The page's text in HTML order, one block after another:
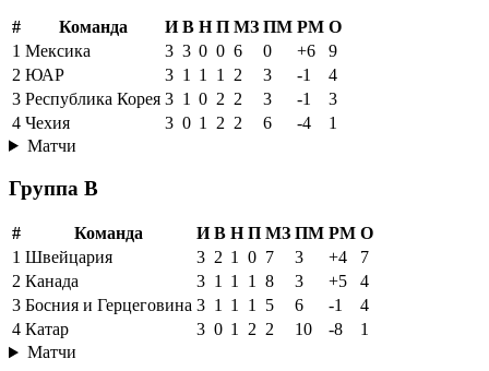
# Команда И В Н П МЗ ПМ РМ О
1 Мексика 3 3 0 0 6 0 +6
9
2 ЮАР 3 1 1 1 2 3 -1
4
3 Республика Корея 3 1 0 2 2 3 -1
3
4 Чехия 3 0 1 2 2 6 -4
1
Матчи
Группа B
# Команда И В Н П МЗ ПМ РМ О
1 Швейцария 3 2 1 0 7 3 +4
7
2 Канада 3 1 1 1 8 3 +5
4
3 Босния и Герцеговина 3 1 1 1 5 6 -1
4
4 Катар 3 0 1 2 2 10 -8
1
Матчи